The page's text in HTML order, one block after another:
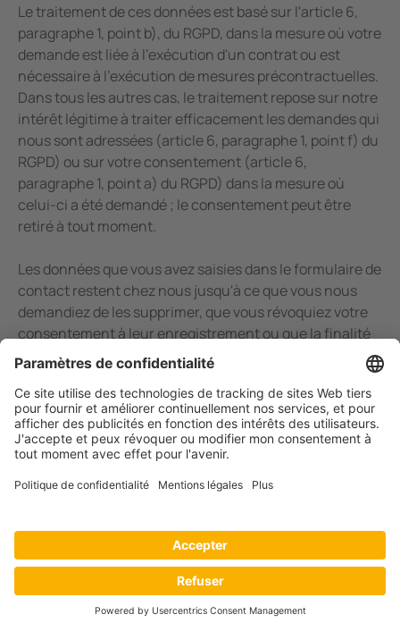
Le traitement de ces données est basé sur l'article 6,
paragraphe 1, point b), du RGPD, dans la mesure où votre
demande est liée à l'exécution d'un contrat ou est
nécessaire à l'exécution de mesures précontractuelles.
Dans tous les autres cas, le traitement repose sur notre
intérêt légitime à traiter efficacement les demandes qui
nous sont adressées (article 6, paragraphe 1, point f) du
RGPD) ou sur votre consentement (article 6,
paragraphe 1, point a) du RGPD) dans la mesure où
celui-ci a été demandé ; le consentement peut être
retiré à tout moment.
Les données que vous avez saisies dans le formulaire de
contact restent chez nous jusqu'à ce que vous nous
demandiez de les supprimer, que vous révoquiez votre
consentement à leur enregistrement ou que la finalité
de l'enregistrement des données devienne caduque
dispositions légales contraignantes - en particulier les
délais de conservation - ne sont pas affectées.
Demande de renseignements
par e-mail, téléphone ou
télécopie
Si vous nous contactez par e-mail, téléphone ou fax,
votre demande, y compris toutes les données
personnelles qui en découlent (nom, demande), sera